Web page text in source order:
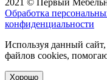
Обработка
конфиденциальности
Используя данный
файлов cookies,
Хорошо